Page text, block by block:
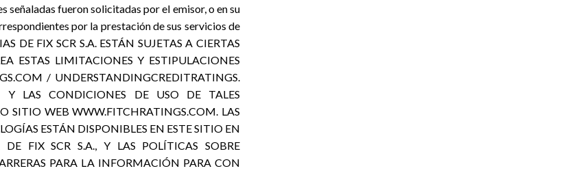
señaladas fueron solicitadas por el emisor, o en su
por la prestación de sus servicios de
DE FIX SCR S.A. ESTÁN SUJETAS A CIERTAS
ESTAS LIMITACIONES Y ESTIPULACIONES
/ UNDERSTANDINGCREDITRATINGS.
Y LAS CONDICIONES DE USO DE TALES
SITIO WEB WWW.FITCHRATINGS.COM. LAS
ESTÁN DISPONIBLES EN ESTE SITIO EN
FIX SCR S.A., Y LAS POLÍTICAS SOBRE
PARA LA INFORMACIÓN PARA CON